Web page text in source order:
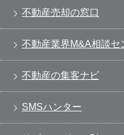
不動産売却の窓口
不動産業界M&A相談セ
不動産の集客ナビ
SMSハンター